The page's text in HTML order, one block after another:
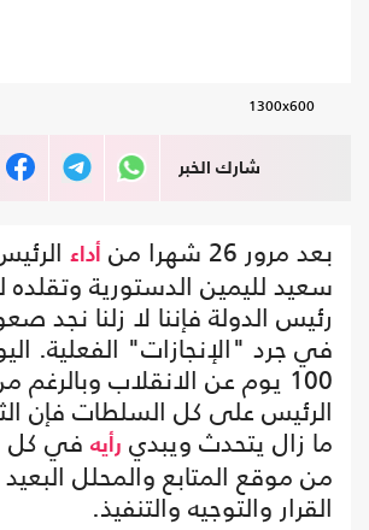
1300x600
شارك الخبر
بعد مرور 26 شهرا من أداء
سعيد لليمين الدستورية
رئيس الدولة فإننا لا زلنا نجد
في جرد "الإنجازات" الفعلية.
100 يوم عن الانقلاب
الرئيس على كل السلطات فإن
ما زال يتحدث ويبدي رأيه في كل
من موقع المتابع والمحلل
القرار والتوجيه والتنفيذ.